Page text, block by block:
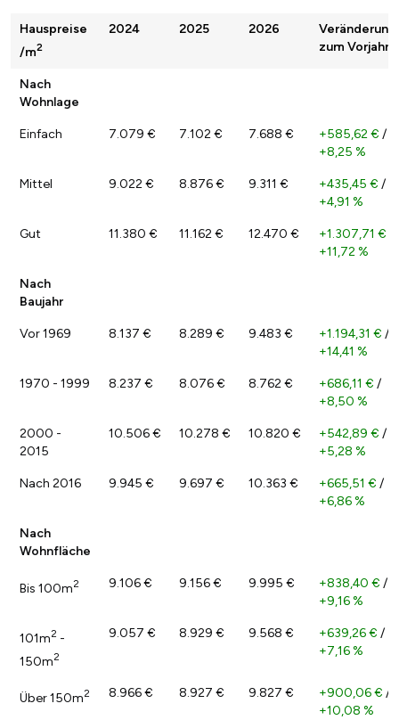
Hauspreise
/m2
2024 2025 2026
Veränderung
zum Vorjahr
Nach
Wohnlage
Einfach 7.079 € 7.102 € 7.688 € +585,62 € /
+8,25 %
Mittel 9.022 € 8.876 € 9.311 € +435,45 € /
+4,91 %
Gut 11.380 € 11.162 € 12.470 € +1.307,71 €
+11,72 %
Nach
Baujahr
Vor 1969 8.137 € 8.289 € 9.483 € +1.194,31 € /
+14,41 %
1970 - 1999 8.237 € 8.076 € 8.762 € +686,11 € /
+8,50 %
2000 -
2015
10.506 € 10.278 € 10.820 € +542,89 € /
+5,28 %
Nach 2016 9.945 € 9.697 € 10.363 € +665,51 € /
+6,86 %
Nach
Wohnfläche
Bis 100m2 9.106 € 9.156 € 9.995 € +838,40 € /
+9,16 %
101m2 -
150m2
9.057 € 8.929 € 9.568 € +639,26 € /
+7,16 %
Über 150m2 8.966 € 8.927 € 9.827 € +900,06 € /
+10,08 %